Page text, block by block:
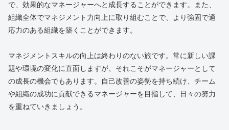
で、効果的なマネージャーへと成長することができます。また、
組織全体でマネジメント力向上に取り組むことで、より強固で適
応力のある組織を築くことができます。
マネジメントスキルの向上は終わりのない旅です。常に新しい課
題や環境の変化に直面しますが、それこそがマネージャーとして
の成長の機会でもあります。自己改善の姿勢を持ち続け、チーム
や組織の成功に貢献できるマネージャーを目指して、日々の努力
を重ねていきましょう。